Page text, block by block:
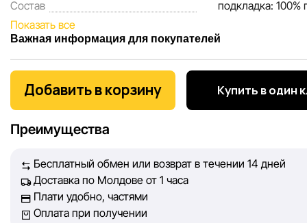
Состав
подкладка: 100%
Показать все
Важная информация для покупателей
Мы, команда сети магазинов Sportlandia, ценим доверие
покупателей. Каждый день мы работаем над тем, чтобы
информация о товарах и услугах, представленная на
обеспечить вас достоверной информацией, чтобы вы
Однако, несмотря на постоянный контроль, Sportlandia
гарантировать абсолютную точность всех данных,
сайте, ввиду возможных технических ошибок или сбоев.
Добавить в корзину Купить в один
Преимущества
Бесплатный обмен или возврат в течении 14 дней
Доставка по Молдове от 1 часа
Плати удобно, частями
Оплата при получении